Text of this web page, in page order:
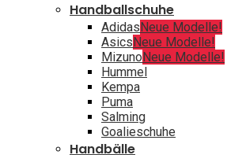
Handballschuhe
AdidasNeue Modelle!
AsicsNeue Modelle!
MizunoNeue Modelle!
Hummel
Kempa
Puma
Salming
Goalieschuhe
Handbälle